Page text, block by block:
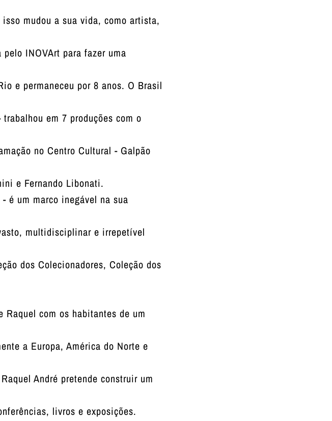
mudou a sua vida, como artista,
INOVArt para fazer uma
e permaneceu por 8 anos. O Brasil
em 7 produções com o
no Centro Cultural - Galpão
e Fernando Libonati.
é um marco inegável na sua
multidisciplinar e irrepetível
dos Colecionadores, Coleção dos
Raquel com os habitantes de um
a Europa, América do Norte e
André pretende construir um
livros e exposições.